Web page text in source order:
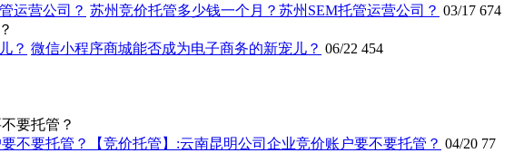
苏州竞价托管多少钱一个月？苏州SEM托管运营公司？ 03/17 674
微信小程序商城能否成为电子商务的新宠儿？ 06/22 454
要托管？
【竞价托管】:云南昆明公司企业竞价账户要不要托管？ 04/20 77